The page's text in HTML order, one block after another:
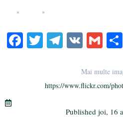
Fa T
r
Te
a
m
V G
ail
Mai multe
https://www.flickr.com/
Published joi, 16